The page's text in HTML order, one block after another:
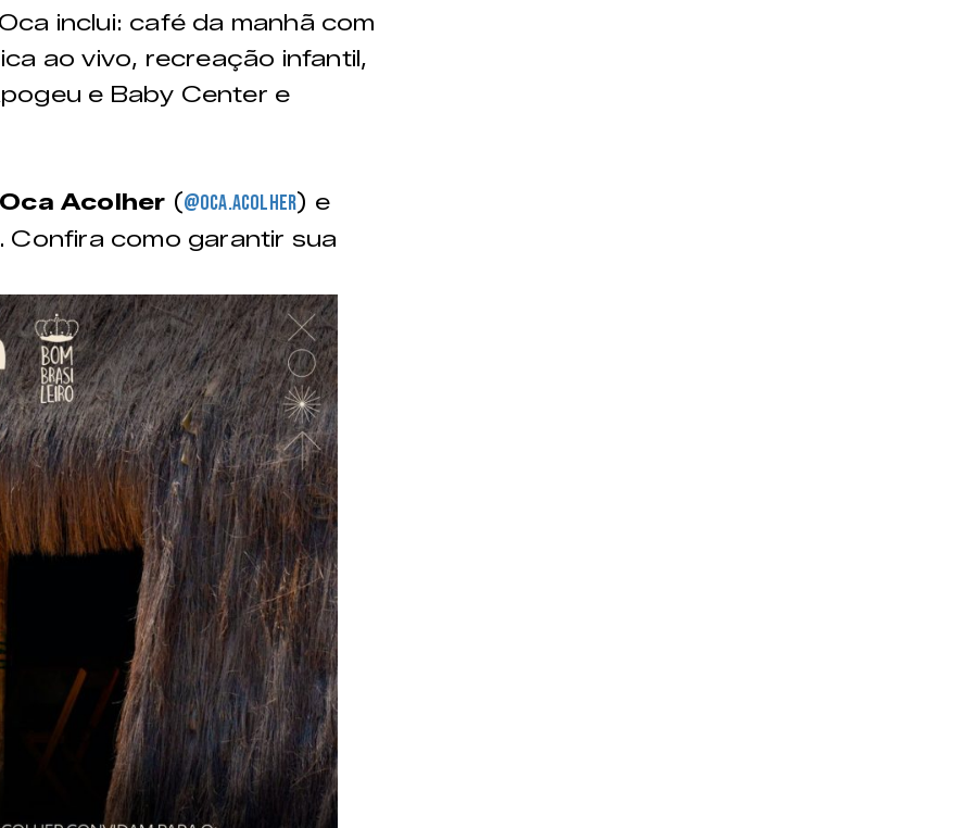
inclui: café da manhã com
ao vivo, recreação infantil,
e Baby Center e
Oca Acolher (@oca.acolher) e
Confira como garantir sua